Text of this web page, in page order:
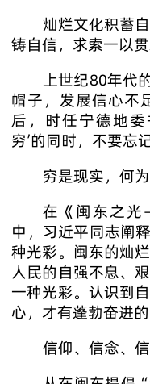
灿烂文化积蓄
铸自信，求索一以贯
上世纪80年代
帽子，发展信心不
后，时任宁德地
穷’的同时，不要忘
穷是现实，何
在《闽东之
中，习近平同志阐
种光彩。闽东的灿
人民的自强不息、
一种光彩。认识到
心，才有蓬勃奋进
信仰、信念、